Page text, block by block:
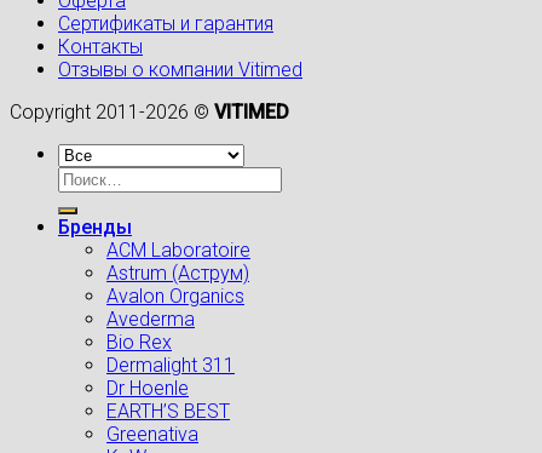
Сертификаты и гарантия
Контакты
Отзывы о компании Vitimed
Copyright 2011-2026 © VITIMED
Искать:
Бренды
ACM Laboratoire
Astrum (Аструм)
Avalon Organics
Avederma
Bio Rex
Dermalight 311
Dr Hoenle
EARTH’S BEST
Greenativa